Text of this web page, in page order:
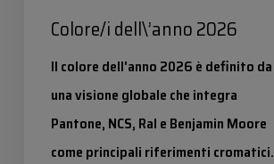
Colore/i dell\’anno 2026
Il colore dell'anno 2026 è definito da
una visione globale che integra
Pantone, NCS, Ral e Benjamin Moore
come principali riferimenti cromatici.